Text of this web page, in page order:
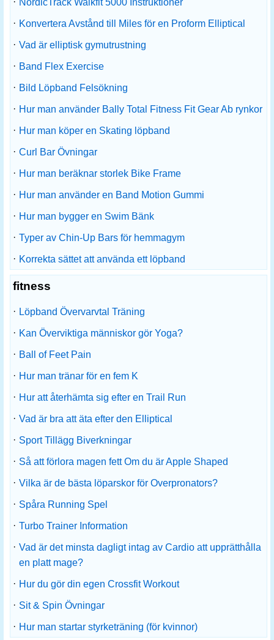
NordicTrack Walkfit 5000 Instruktioner
· Konvertera Avstånd till Miles för en Proform Elliptical
· Vad är elliptisk gymutrustning
· Band Flex Exercise
· Bild Löpband Felsökning
· Hur man använder Bally Total Fitness Fit Gear Ab rynkor
· Hur man köper en Skating löpband
· Curl Bar Övningar
· Hur man beräknar storlek Bike Frame
· Hur man använder en Band Motion Gummi
· Hur man bygger en Swim Bänk
· Typer av Chin-Up Bars för hemmagym
· Korrekta sättet att använda ett löpband
fitness
· Löpband Övervarvtal Träning
· Kan Överviktiga människor gör Yoga?
· Ball of Feet Pain
· Hur man tränar för en fem K
· Hur att återhämta sig efter en Trail Run
· Vad är bra att äta efter den Elliptical
· Sport Tillägg Biverkningar
· Så att förlora magen fett Om du är Apple Shaped
· Vilka är de bästa löparskor för Overpronators?
· Spåra Running Spel
· Turbo Trainer Information
· Vad är det minsta dagligt intag av Cardio att upprätthålla
en platt mage?
· Hur du gör din egen Crossfit Workout
· Sit & Spin Övningar
· Hur man startar styrketräning (för kvinnor)